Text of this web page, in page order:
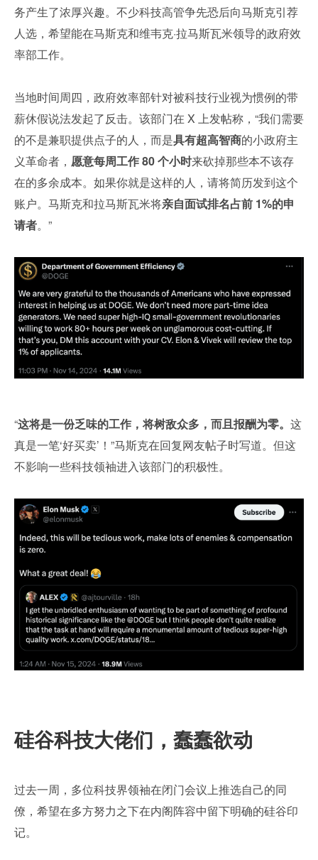
务产生了浓厚兴趣。不少科技高管争先恐后向马斯克引荐
人选，希望能在马斯克和维韦克·拉马斯瓦米领导的政府效
率部工作。
当地时间周四，政府效率部针对被科技行业视为惯例的带
薪休假说法发起了反击。该部门在 X 上发帖称，“我们需要
的不是兼职提供点子的人，而是具有超高智商的小政府主
义革命者， 愿意每周工作 80 个小时来砍掉那些本不该存
在的多余成本。如果你就是这样的人，请将简历发到这个
账户。马斯克和拉马斯瓦米将亲自面试排名占前 1%的申
请者。”
“这将是一份乏味的工作，将树敌众多，而且报酬为零。 这
真是一笔‘好买卖’！”马斯克在回复网友帖子时写道。但这
不影响一些科技领袖进入该部门的积极性。
硅谷科技大佬们，蠢蠢欲动
过去一周，多位科技界领袖在闭门会议上推选自己的同
僚，希望在多方努力之下在内阁阵容中留下明确的硅谷印
记。